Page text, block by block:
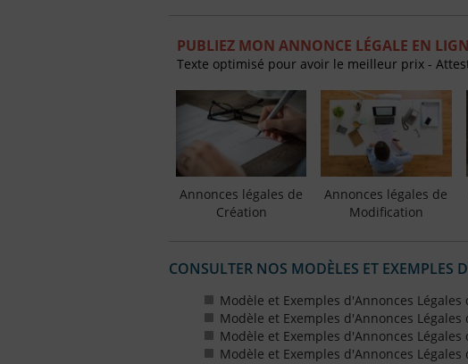
PUBLIEZ MON ANNONCE LÉGALE EN
Texte optimisé pour avoir le meilleur prix -
Annonces légales de
Création
Annonces légales de
Modification
CONSULTER NOS MODÈLES ET EXEMPLES
Modèle et Exemples d'Annonces Légales
Modèle et Exemples d'Annonces Légales
Modèle et Exemples d'Annonces Légales
Modèle et Exemples d'Annonces Légales